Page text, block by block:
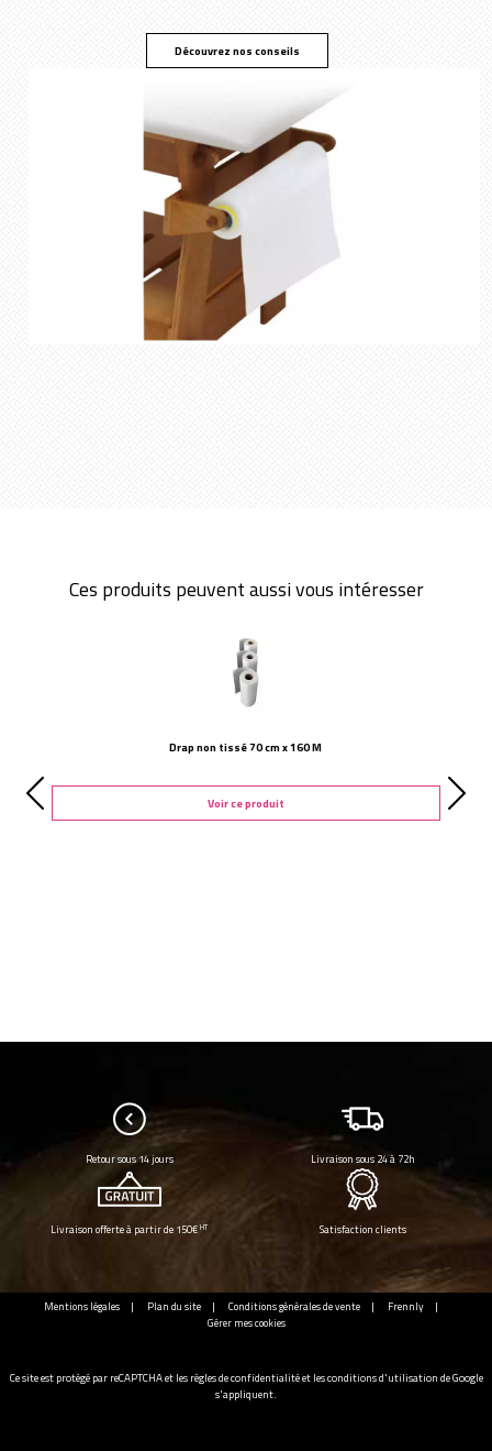
Découvrez nos conseils
Ces produits peuvent aussi vous intéresser
Drap non tissé 70 cm x 160 M
Voir ce produit
Retour sous 14 jours Livraison sous 24 à 72h
Livraison offerte à partir de 150€HT Satisfaction clients
Mentions légales Plan du site Conditions générales de vente
Frennly
Gérer mes cookies
Ce site est protégé par reCAPTCHA et les règles de confidentialitéet lesconditions d'utilisation de Google
s'appliquent.